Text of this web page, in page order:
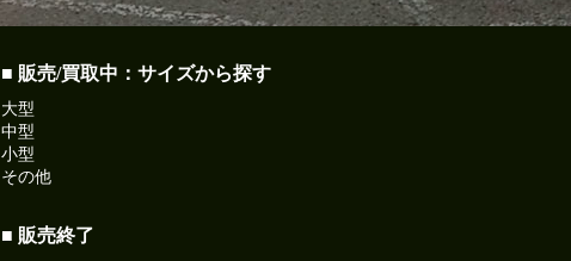
■ 販売/買取中：サイズから探す
大型
中型
小型
その他
■ 販売終了